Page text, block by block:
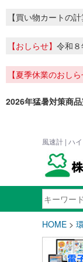
【買い物カートの
【おしらせ】 令和
【夏季休業のおしら
2026年猛暑対策商
風速計 | ハ
HOME >